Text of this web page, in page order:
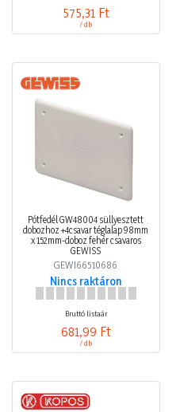
575,31 Ft
/ db
Pótfedél GW48004 süllyesztett
dobozhoz +4csavar téglalap 98mm
x 152mm-doboz fehér csavaros
GEWISS
GEWI66510686
Nincs raktáron
Bruttó listaár
681,99 Ft
/ db